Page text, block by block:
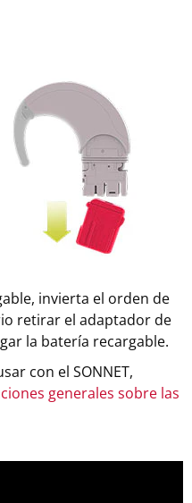
invierta el orden de
retirar el adaptador de
la batería recargable.
con el SONNET,
generales sobre las